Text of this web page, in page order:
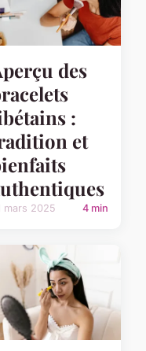
des
:
et
mars 2025 4 min